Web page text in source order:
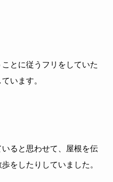
とに従うフリをしていた
います。
ると思わせて、屋根を伝
をしたりしていました。